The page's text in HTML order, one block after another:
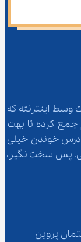
وسط اینترنته که
هم جمع کرده تا بهت
درس خوندن خیلی
باحال‌تر از چیزیه که فکرش رو می‌کنی. پس سخت نگیر،
عطار، پلاک 26، ساختمان پروین